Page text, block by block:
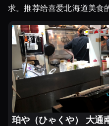
求。推荐给喜爱北海道美食
珀や（ひゃくや） 大通